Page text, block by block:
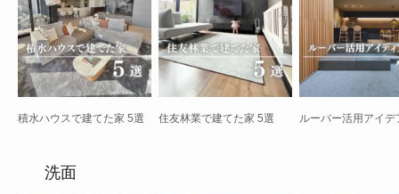
積水ハウスで建てた家 5選 住友林業で建てた家 5選 ルーバー活用アイデ
洗面